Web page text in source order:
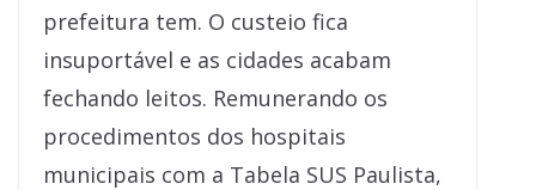
prefeitura tem. O custeio fica
insuportável e as cidades acabam
fechando leitos. Remunerando os
procedimentos dos hospitais
municipais com a Tabela SUS Paulista,